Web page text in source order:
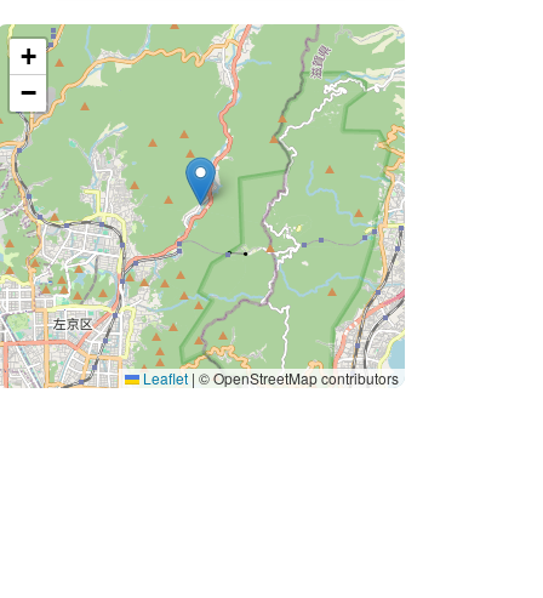
+
−
Leaflet | © OpenStreetMap contributors